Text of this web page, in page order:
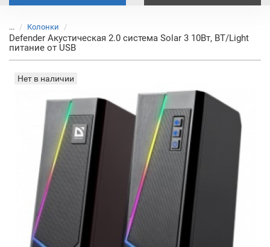
... Колонки
Defender Акустическая 2.0 система Solar 3 10Вт, BT/Light
питание от USB
Нет в наличии